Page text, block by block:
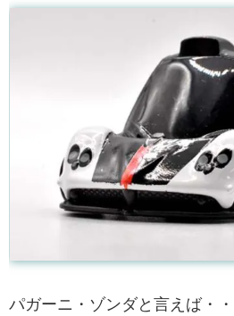
パガーニ・ゾンダと言えば・